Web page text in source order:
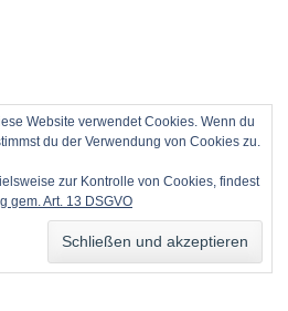
Website verwendet Cookies. Wenn du
du der Verwendung von Cookies zu.
zur Kontrolle von Cookies, findest
gem. Art. 13 DSGVO